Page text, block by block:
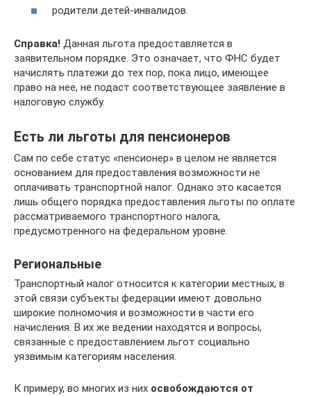
родители детей-инвалидов.
Справка! Данная льгота предоставляется в
заявительном порядке. Это означает, что ФНС будет
начислять платежи до тех пор, пока лицо, имеющее
право на нее, не подаст соответствующее заявление в
налоговую службу.
Есть ли льготы для пенсионеров
Сам по себе статус «пенсионер» в целом не является
основанием для предоставления возможности не
оплачивать транспортной налог. Однако это касается
лишь общего порядка предоставления льготы по оплате
рассматриваемого транспортного налога,
предусмотренного на федеральном уровне.
Региональные
Транспортный налог относится к категории местных, в
этой связи субъекты федерации имеют довольно
широкие полномочия и возможности в части его
начисления. В их же ведении находятся и вопросы,
связанные с предоставлением льгот социально
уязвимым категориям населения.
К примеру, во многих из них освобождаются от